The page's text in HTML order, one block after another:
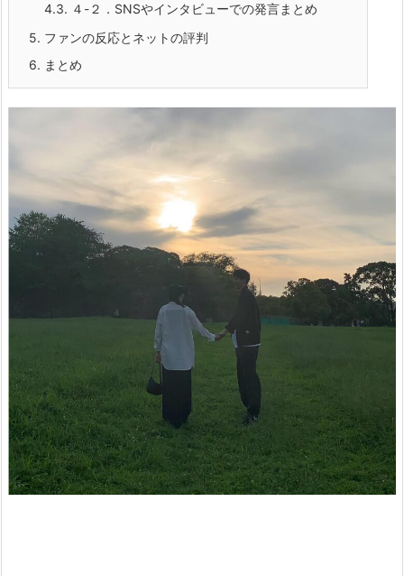
4.3. ４-２．SNSやインタビューでの発言まとめ
5. ファンの反応とネットの評判
6. まとめ